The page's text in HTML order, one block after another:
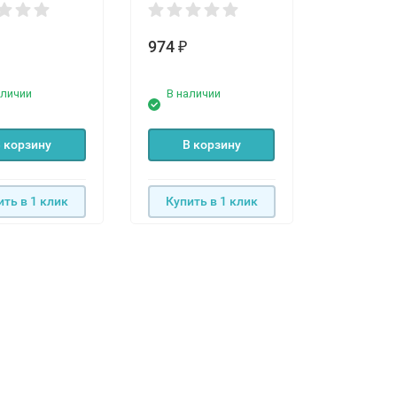
корзину
в 1 клик
974₽
В наличии
В корзину
Купить в 1 клик